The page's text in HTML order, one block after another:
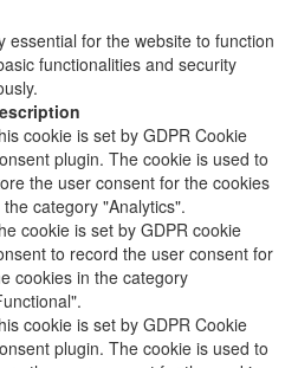
essential for the website to function
functionalities and security
cookie is set by GDPR Cookie
plugin. The cookie is used to
the user consent for the cookies
the category "Analytics".
cookie is set by GDPR cookie
to record the user consent for
cookies in the category
cookie is set by GDPR Cookie
plugin. The cookie is used to